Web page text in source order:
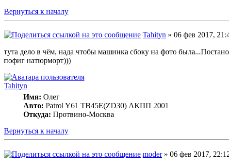
Вернуться к началу
Tahityn » 06 фев 2017,
тута дело в чём, нада чтобы машинка сбоку на фото
пофиг натюрморт)))
Tahityn
Имя: Олег
Авто: Patrol Y61 TB45E(ZD30) АКПП 2001
Откуда: Протвино-Москва
Вернуться к началу
moder» 06 фев 2017,